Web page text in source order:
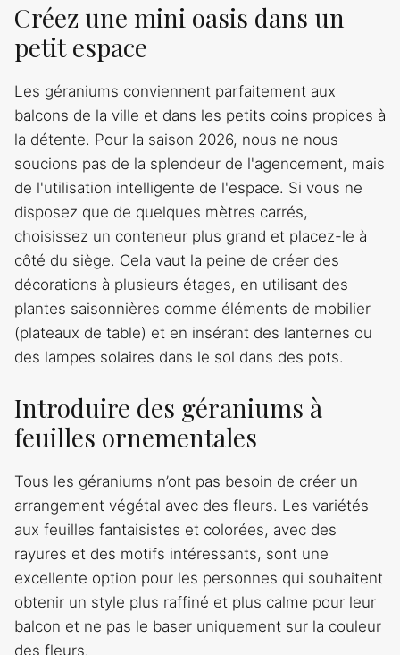
Créez une mini oasis dans un
petit espace
Les géraniums conviennent parfaitement aux
balcons de la ville et dans les petits coins propices à
la détente. Pour la saison 2026, nous ne nous
soucions pas de la splendeur de l'agencement, mais
de l'utilisation intelligente de l'espace. Si vous ne
disposez que de quelques mètres carrés,
choisissez un conteneur plus grand et placez-le à
côté du siège. Cela vaut la peine de créer des
décorations à plusieurs étages, en utilisant des
plantes saisonnières comme éléments de mobilier
(plateaux de table) et en insérant des lanternes ou
des lampes solaires dans le sol dans des pots.
Introduire des géraniums à
feuilles ornementales
Tous les géraniums n’ont pas besoin de créer un
arrangement végétal avec des fleurs. Les variétés
aux feuilles fantaisistes et colorées, avec des
rayures et des motifs intéressants, sont une
excellente option pour les personnes qui souhaitent
obtenir un style plus raffiné et plus calme pour leur
balcon et ne pas le baser uniquement sur la couleur
des fleurs.